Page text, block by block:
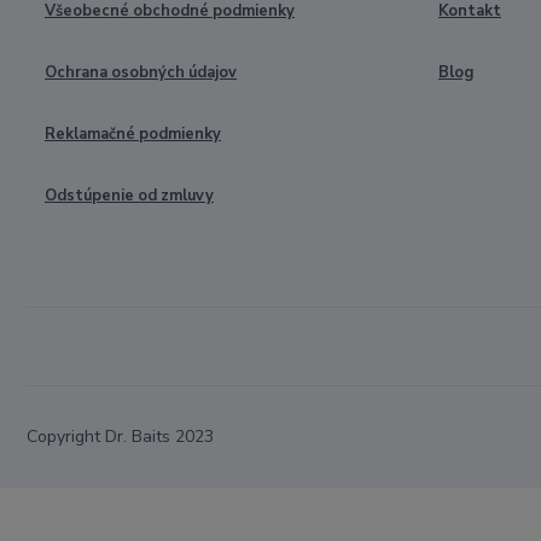
Všeobecné obchodné podmienky
Ochrana osobných údajov
Reklamačné podmienky
Odstúpenie od zmluvy
Kontakt
Blog
Copyright Dr. Baits 2023